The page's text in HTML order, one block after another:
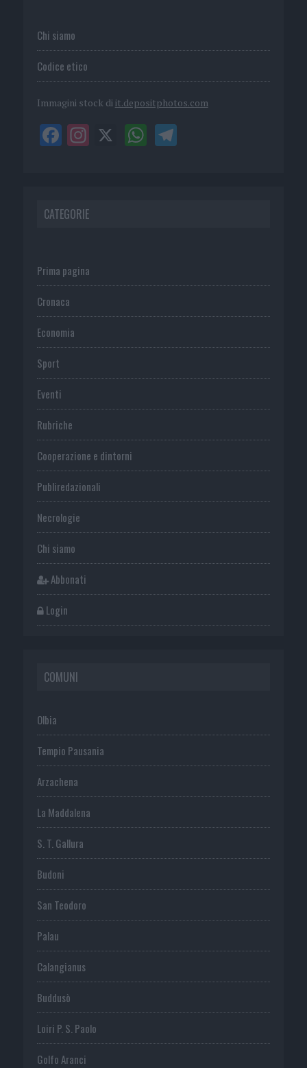
Chi siamo
Codice etico
Immagini stock di it.depositphotos.com
CATEGORIE
Prima pagina
Cronaca
Economia
Sport
Eventi
Rubriche
Cooperazione e dintorni
Publiredazionali
Necrologie
Chi siamo
Abbonati
Login
COMUNI
Olbia
Tempio Pausania
Arzachena
La Maddalena
S. T. Gallura
Budoni
San Teodoro
Palau
Calangianus
Buddusò
Loiri P. S. Paolo
Golfo Aranci